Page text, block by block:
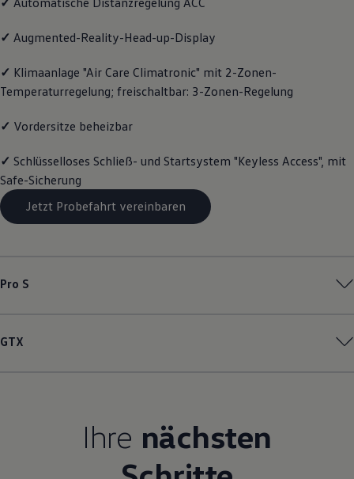
Motorenöl und Flüssigkeiten
Pannen- und Unfallhilfe
Volkswagen Teile
Zubehör
Modellspezifisches Zubehör
Transport
Individualisieren
Wallbox und Ladekabel
Digitale Extras
Dienste für Ihr Modell finden
Volkswagen Apps, Login und Shop
Handy und Fahrzeug verbinden
Elektromobilität
Volkswagen R
Pannen- und Unfallhilfe
Volkswagen Kundenbetreuung
✓ Augmented-Reality-Head-up-Display
✓ Klimaanlage "Air Care Climatronic" mit 2-Zonen-
Temperaturregelung; freischaltbar: 3-Zonen-Regelung
✓ Vordersitze beheizbar
✓ Schlüsselloses Schließ- und Startsystem "Keyless Access", mit
Safe-Sicherung
Jetzt Probefahrt vereinbaren
Pro S
GTX
Ihre nächsten